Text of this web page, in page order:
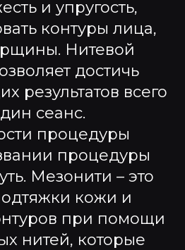
и упругость,
контуры лица,
Нитевой
достичь
результатов всего
сеанс.
процедуры
процедуры
Мезонити – это
кожи и
при помощи
нитей, которые